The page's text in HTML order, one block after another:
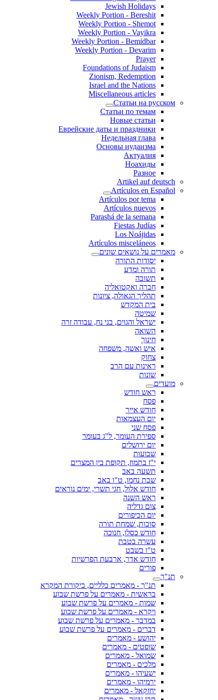
Jewish Holidays
Weekly Portion - Bereshit
Weekly Portion - Shemot
Weekly Portion - Vayikra
Weekly Portion - Bemidbar
Weekly Portion - Devarim
Prayer
Foundations of Judaism
Zionism, Redemption
Israel and the Nations
Miscellaneous articles
Статьи на русском
Статьи по темам
Новые статьи
Еврейские даты и праздники
Недельная глава
Основы иудаизма
Актуалия
Ноахиды
Разное
Artikel auf deutsch
Artículos en Español
Artículos por tema
Artículos nuevos
Parashá de la semana
Fiestas Judías
Los Noájidas
Artículos misceláneos
מאמרים על נושאים שונים
יסודות התורה
תורה ומדע
תשובה
חברה ואקטואליה
תהליך הגאולה, ציונות
בית המקדש
שמיטה
ישראל והגוים, בני נח, עבודה זרה
השואה
חינוך
איש ואשה, משפחה
צחוק
ראינות עם הרב
שונות
מועדים
ראש חודש
פסח
חודש אייר
יום העצמאות
פסח שני
ספירת העומר, ל"ג בעומר
יום ירושלים
שבועות
י"ז בתמוז, תקופת בין המצרים
תשעה באב
שבת נחמו, ט"ו באב
חודש אלול, חגי תשרי, ימים נוראים
ראש השנה
צום גדליה
יום הכיפורים
סוכות, שמחת תורה
חודש כסלו, חנוכה
עשרה בטבת
ט"ו בשבט
חודש אדר, ארבעת הפרשיות
פורים
תנ"ך
תנ"ך - מאמרים כלליים, ביקורת המקרא
בראשית - מאמרים על פרשת שבוע
שמות - מאמרים על פרשת שבוע
ויקרא - מאמרים על פרשת שבוע
במדבר - מאמרים על פרשת שבוע
דברים - מאמרים על פרשת שבוע
יהושע - מאמרים
שופטים - מאמרים
שמואל - מאמרים
מלכים - מאמרים
ישעיהו - מאמרים
ירמיהו - מאמרים
יחזקאל - מאמרים